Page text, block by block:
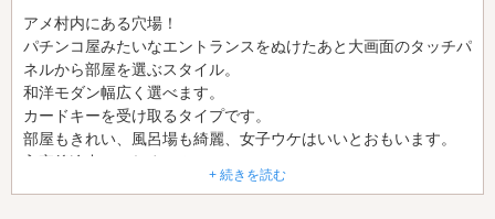
アメ村内にある穴場！
パチンコ屋みたいなエントランスをぬけたあと大画面のタッチパ
ネルから部屋を選ぶスタイル。
和洋モダン幅広く選べます。
カードキーを受け取るタイプです。
部屋もきれい、風呂場も綺麗、女子ウケはいいとおもいます。
入室後途中ででれません。
チェックアウトは受付に電話しないと扉のロックがあきません。
+ 続きを読む